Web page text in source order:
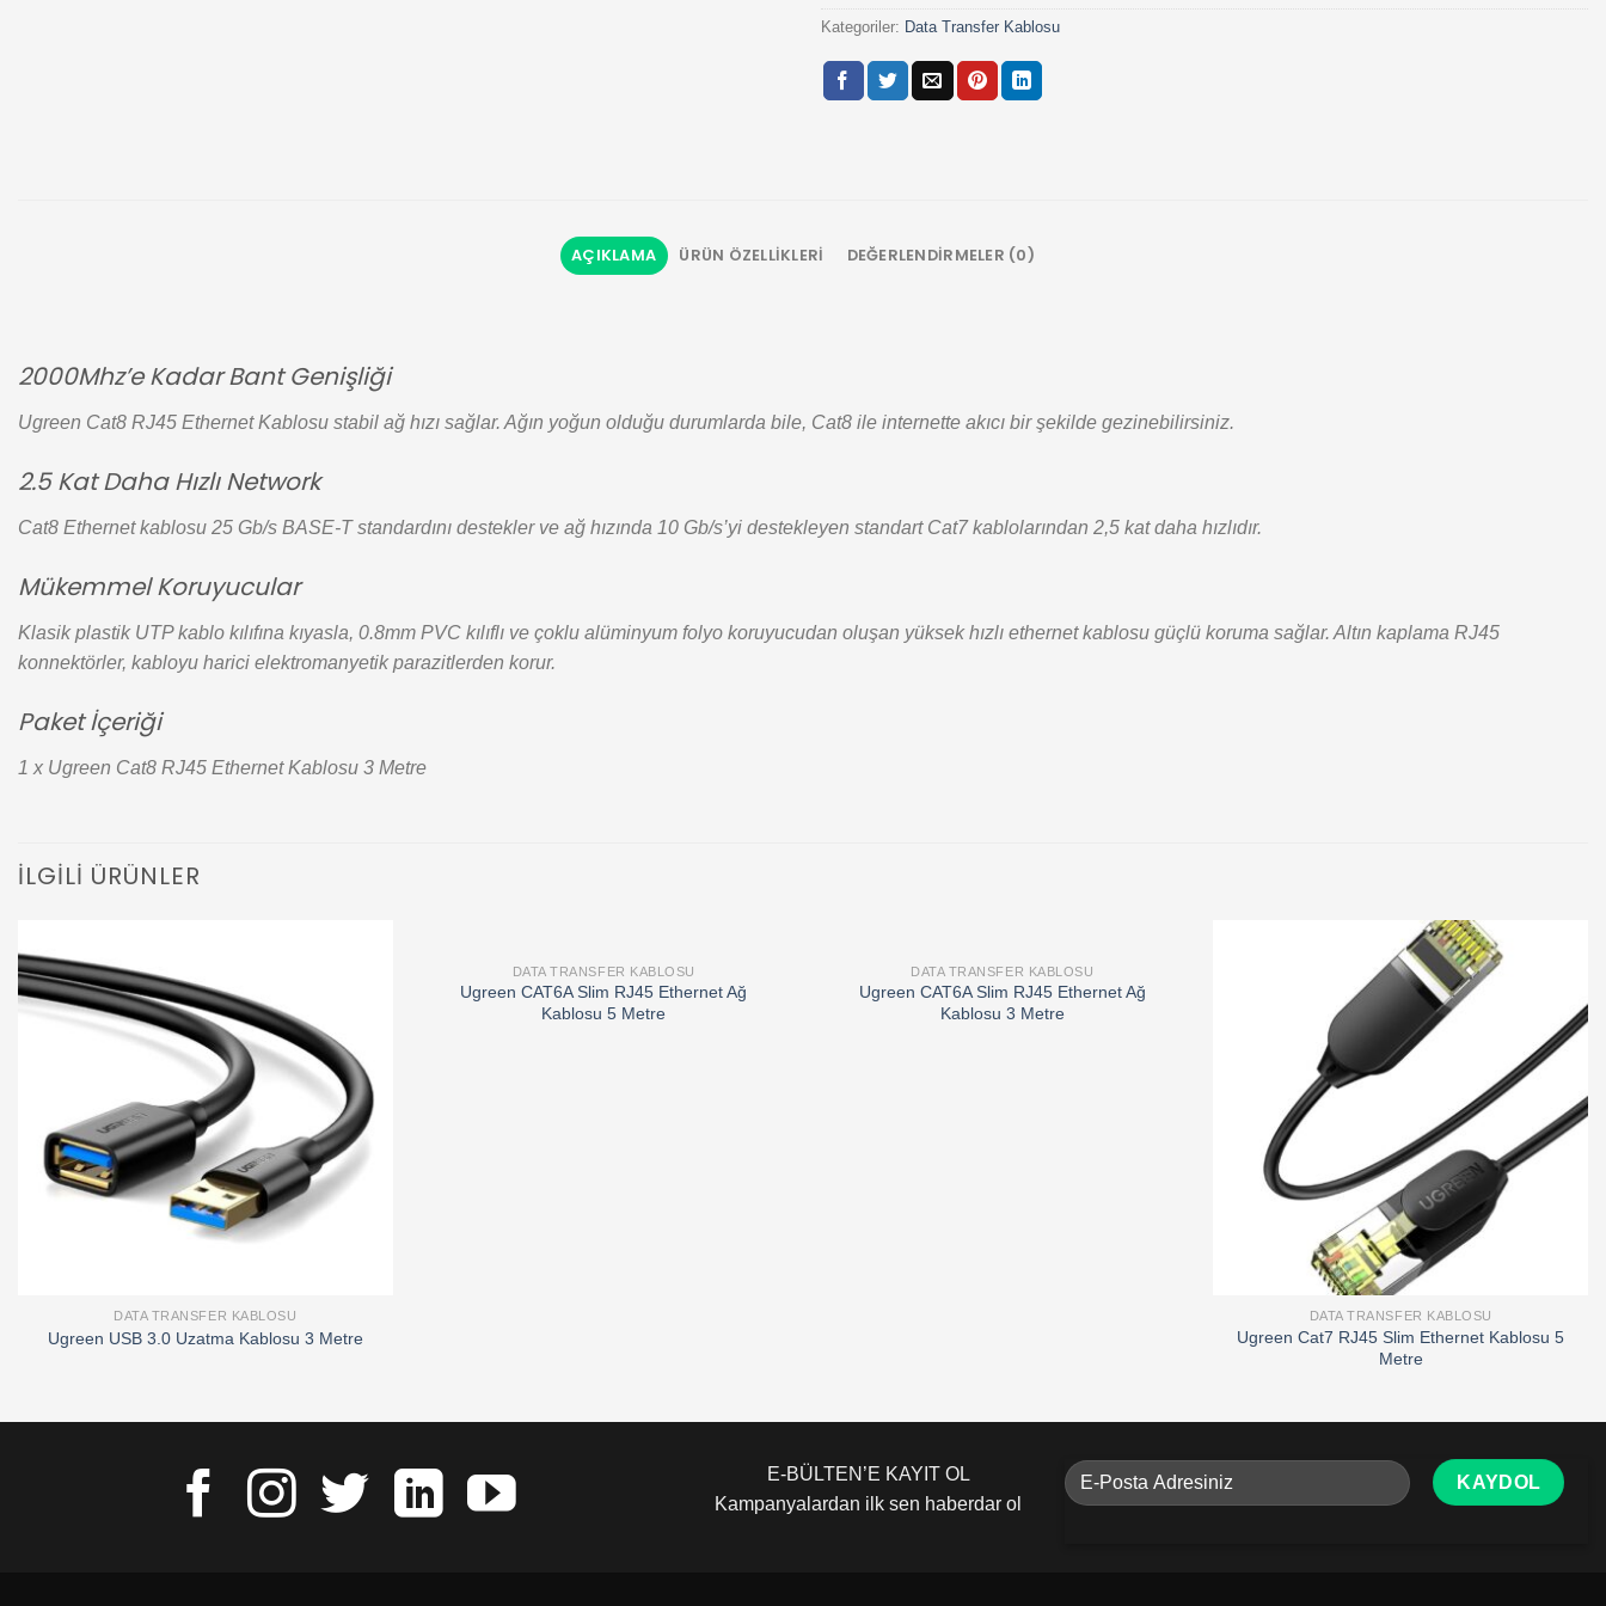
Kategoriler: Data Transfer Kablosu
AÇIKLAMA ÜRÜN ÖZELLIKLERI DEĞERLENDIRMELER (0)
2000Mhz’e Kadar Bant Genişliği
Ugreen Cat8 RJ45 Ethernet Kablosu stabil ağ hızı sağlar. Ağın yoğun olduğu durumlarda bile, Cat8 ile internette akıcı bir şekilde gezinebilirsiniz.
2.5 Kat Daha Hızlı Network
Cat8 Ethernet kablosu 25 Gb/s BASE-T standardını destekler ve ağ hızında 10 Gb/s’yi destekleyen standart Cat7 kablolarından 2,5 kat daha hızlıdır.
Mükemmel Koruyucular
Klasik plastik UTP kablo kılıfına kıyasla, 0.8mm PVC kılıflı ve çoklu alüminyum folyo koruyucudan oluşan yüksek hızlı ethernet kablosu güçlü koruma sağlar. Altın kaplama RJ45
konnektörler, kabloyu harici elektromanyetik parazitlerden korur.
Paket İçeriği
1 x Ugreen Cat8 RJ45 Ethernet Kablosu 3 Metre
İLGILI ÜRÜNLER
DATA TRANSFER KABLOSU
Ugreen USB 3.0 Uzatma Kablosu 3 Metre
Add to
wishlist
DATA TRANSFER KABLOSU
Ugreen CAT6A Slim RJ45 Ethernet Ağ
Kablosu 5 Metre
Add to
wishlist
DATA TRANSFER KABLOSU
Ugreen CAT6A Slim RJ45 Ethernet Ağ
Kablosu 3 Metre
DATA TRANSFER KABLOSU
Ugreen Cat7 RJ45 Slim Ethernet Kablosu 5
Metre
E-BÜLTEN’E KAYIT OL
Kampanyalardan ilk sen haberdar ol